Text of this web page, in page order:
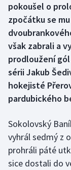
Curling
Dostihy
Florbal
Futsal
Gymnastika
Házená
pokoušel o
zpočátku se
však zabrali a
prodloužení
sérii Jakub
hokejisté
pardubického
Sokolovský
vyhrál sedmý z
prohráli páté
sice dostali do